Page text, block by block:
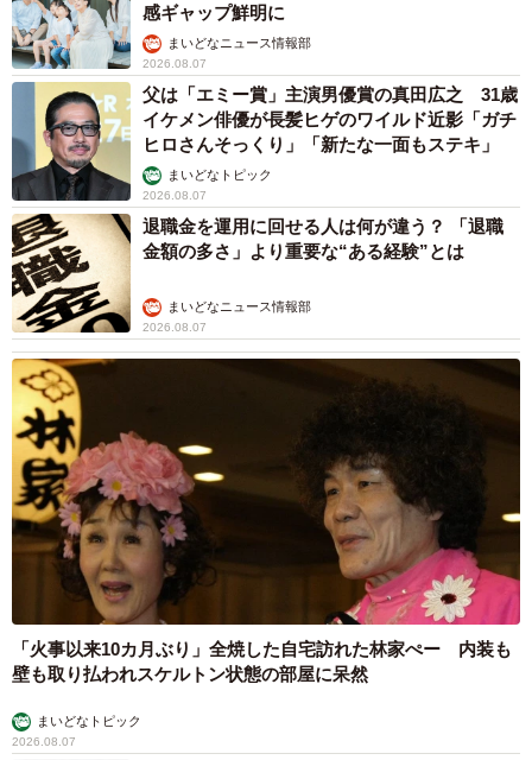
感ギャップ鮮明に
まいどなニュース情報部
2026.08.07
父は「エミー賞」主演男優賞の真田広之 31歳
イケメン俳優が長髪ヒゲのワイルド近影「ガチ
ヒロさんそっくり」「新たな一面もステキ」
まいどなトピック
2026.08.07
退職金を運用に回せる人は何が違う？ 「退職
金額の多さ」より重要な“ある経験”とは
まいどなニュース情報部
2026.08.07
「火事以来10カ月ぶり」全焼した自宅訪れた林家ぺー 内装も
壁も取り払われスケルトン状態の部屋に呆然
まいどなトピック
2026.08.07